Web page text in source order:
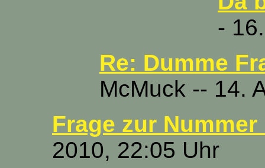
-
Re: Dumme
McMuck -- 14.
Frage zur Nummer
2010, 22:05 Uhr